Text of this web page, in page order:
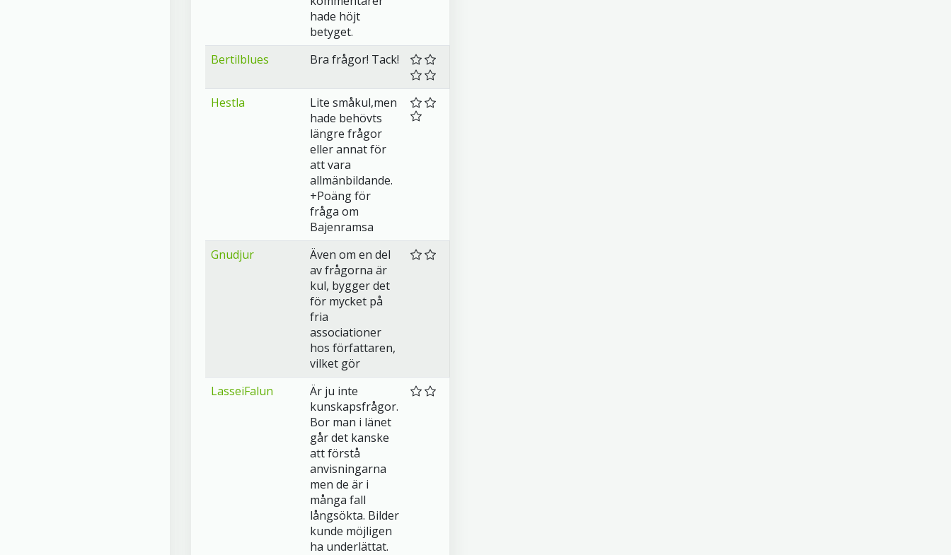
hade höjt
betyget.
Bertilblues
Bra frågor! Tack!
Hestla
Lite småkul,men
hade behövts
längre frågor
eller annat för
att vara
allmänbildande.
+Poäng för
fråga om
Bajenramsa
Gnudjur
Även om en del
av frågorna är
kul, bygger det
för mycket på
fria
associationer
hos författaren,
vilket gör
LasseiFalun
Är ju inte
kunskapsfrågor.
Bor man i länet
går det kanske
att förstå
anvisningarna
men de är i
många fall
långsökta. Bilder
kunde möjligen
ha underlättat.